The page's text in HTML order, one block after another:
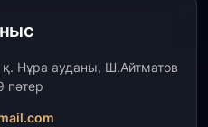
елдеріне
жоспарын әзірлеуді
30,2 млрд теңгеге
қ. Нұра ауданы, Ш.Айтматов
пәтер